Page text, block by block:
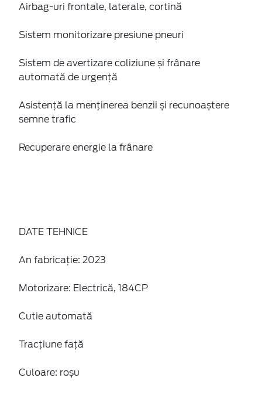
Airbag-uri frontale, laterale, cortină
Sistem monitorizare presiune pneuri
Sistem de avertizare coliziune și frânare
automată de urgență
Asistență la menținerea benzii și recunoaștere
semne trafic
Recuperare energie la frânare
DATE TEHNICE
An fabricație: 2023
Motorizare: Electrică, 184CP
Cutie automată
Tracțiune față
Culoare: roșu